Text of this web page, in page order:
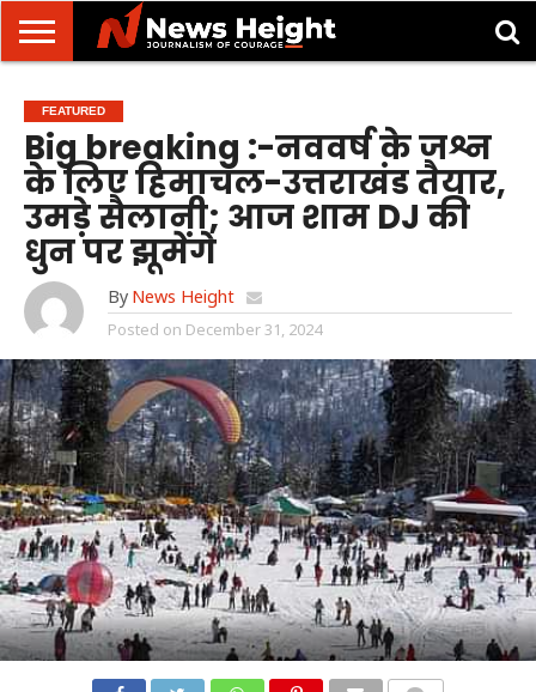
मसूरी
उत्तराखंड
उत्तरप्रदेश
राष्ट्रीय
अंतरराष्ट्रीय
क्राइम/
दुर्घटना
खेल/
मनोरंजन
ज्योतिष
शिक्षा
स्वास्थ्य
FEATURED
Big breaking :-नववर्ष के जश्न
के लिए हिमाचल-उत्तराखंड तैयार,
उमड़े सैलानी; आज शाम DJ की
धुन पर झूमेंगे
By News Height
Posted on December 31, 2024